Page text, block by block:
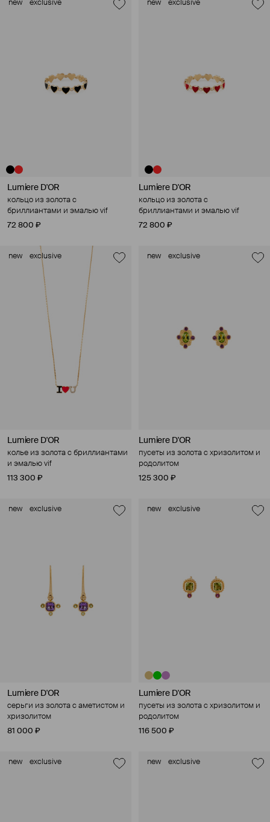
new exclusive
Lumiere D'OR
кольцо из золота с
бриллиантами и эмалью vif
72 800 ₽
new exclusive
Lumiere D'OR
кольцо из золота с
бриллиантами и эмалью vif
72 800 ₽
new exclusive
Lumiere D'OR
колье из золота с бриллиантами
и эмалью vif
113 300 ₽
new exclusive
Lumiere D'OR
пусеты из золота с хризолитом и
родолитом
125 300 ₽
new exclusive
Lumiere D'OR
серьги из золота с аметистом и
хризолитом
81 000 ₽
new exclusive
Lumiere D'OR
пусеты из золота с хризолитом и
родолитом
116 500 ₽
new exclusive new exclusive